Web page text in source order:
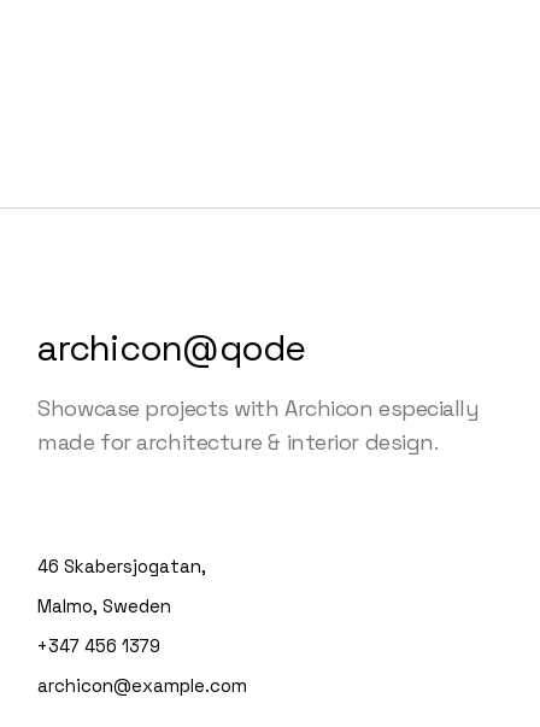
archicon@qode
Showcase projects with Archicon especially
made for architecture & interior design.
46 Skabersjogatan,
Malmo, Sweden
+347 456 1379
archicon@example.com